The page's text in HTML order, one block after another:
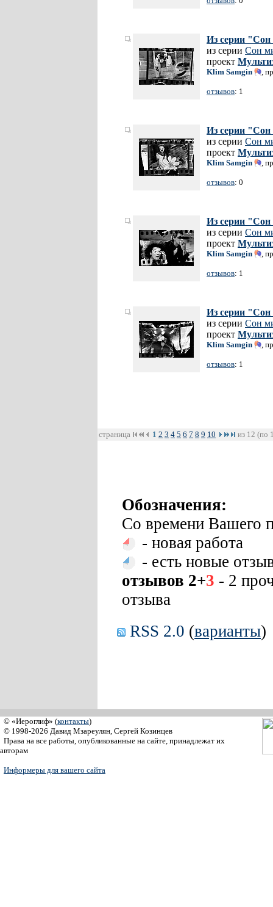
Из серии
из серии Сон
проект
Klim Samgin ,
отзывов: 1
Из серии
из серии Сон
проект
Klim Samgin ,
отзывов: 0
Из серии
из серии Сон
проект
Klim Samgin ,
отзывов: 1
Из серии
из серии Сон
проект
Klim Samgin ,
отзывов: 1
страница 1 2 3 4 5 6 7 8 9 10 из 12 (по
Обозначения:
Со времени Вашего
- новая работа
- есть новые
отзывов 2+3 - 2
отзыва
RSS 2.0 (варианты)
© «Иероглиф» (контакты)
© 1998-2026 Давид Мзареулян, Сергей Козинцев
Права на все работы, опубликованные на сайте, принадлежат их
авторам
Информеры для вашего сайта